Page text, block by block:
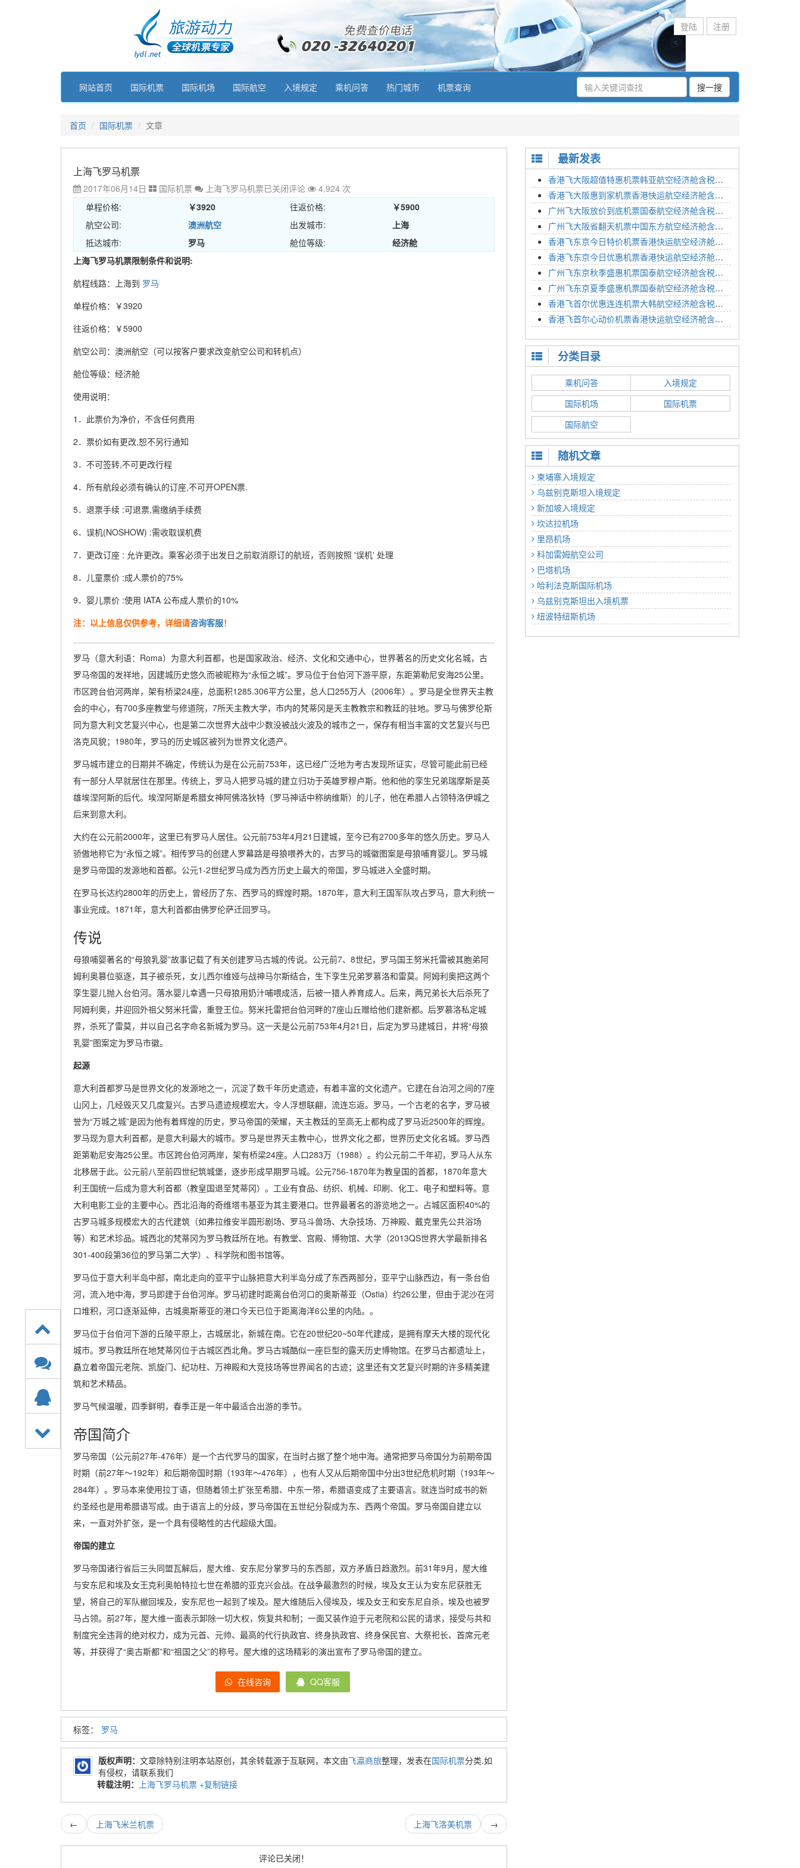
登陆 注册
网站首页 国际机票 国际机场 国际航空 入境规定 乘机问答 热门城市 机票查询 搜一搜
首页 国际机票 文章
上海飞罗马机票
2017年06月14日 国际机票 上海飞罗马机票已关闭评论
4,924 次
单程价格:
￥3920 往返价格:
￥5900
航空公司:
澳洲航空 出发城市:
上海
抵达城市:
罗马 舱位等级:
经济舱
上海飞罗马机票限制条件和说明:
航程线路：上海到 罗马
单程价格：￥3920
往返价格：￥5900
航空公司：澳洲航空（可以按客户要求改变航空公司和转机点）
舱位等级：经济舱
使用说明：
1．此票价为净价，不含任何费用
2．票价如有更改,恕不另行通知
3．不可签转,不可更改行程
4．所有航段必须有确认的订座,不可开OPEN票.
5．退票手续 :可退票,需缴纳手续费
6．误机(NOSHOW) :需收取误机费
7．更改订座 : 允许更改。乘客必须于出发日之前取消原订的航班，否则按照 '误机' 处理
8．儿童票价 :成人票价的75%
9．婴儿票价 :使用 IATA 公布成人票价的10%
注：以上信息仅供参考，详细请咨询客服！
罗马（意大利语：Roma）为意大利首都，也是国家政治、经济、文化和交通中心，世界著名的历史文化名城，古
罗马帝国的发祥地，因建城历史悠久而被昵称为“永恒之城”。罗马位于台伯河下游平原，东距第勒尼安海25公里。
市区跨台伯河两岸，架有桥梁24座，总面积1285.306平方公里，总人口255万人（2006年）。罗马是全世界天主教
会的中心，有700多座教堂与修道院，7所天主教大学，市内的梵蒂冈是天主教教宗和教廷的驻地。罗马与佛罗伦斯
同为意大利文艺复兴中心，也是第二次世界大战中少数没被战火波及的城市之一，保存有相当丰富的文艺复兴与巴
洛克风貌；1980年，罗马的历史城区被列为世界文化遗产。
罗马城市建立的日期并不确定，传统认为是在公元前753年，这已经广泛地为考古发现所证实，尽管可能此前已经
有一部分人早就居住在那里。传统上，罗马人把罗马城的建立归功于英雄罗穆卢斯。他和他的孪生兄弟瑞摩斯是英
雄埃涅阿斯的后代。埃涅阿斯是希腊女神阿佛洛狄特（罗马神话中称纳维斯）的儿子，他在希腊人占领特洛伊城之
后来到意大利。
大约在公元前2000年，这里已有罗马人居住。公元前753年4月21日建城，至今已有2700多年的悠久历史。罗马人
骄傲地称它为“永恒之城”。相传罗马的创建人罗幕路是母狼喂养大的，古罗马的城徽图案是母狼哺育婴儿。罗马城
是罗马帝国的发源地和首都。公元1-2世纪罗马成为西方历史上最大的帝国，罗马城进入全盛时期。
在罗马长达约2800年的历史上，曾经历了东、西罗马的辉煌时期。1870年，意大利王国军队攻占罗马，意大利统一
事业完成。1871年，意大利首都由佛罗伦萨迁回罗马。
传说
母狼哺婴著名的“母狼乳婴”故事记载了有关创建罗马古城的传说。公元前7、8世纪，罗马国王努米托雷被其胞弟阿
姆利奥篡位驱逐，其子被杀死，女儿西尔维娅与战神马尔斯结合，生下孪生兄弟罗慕洛和雷莫。阿姆利奥把这两个
孪生婴儿抛入台伯河。落水婴儿幸遇一只母狼用奶汁哺喂成活，后被一猎人养育成人。后来，两兄弟长大后杀死了
阿姆利奥，并迎回外祖父努米托雷，重登王位。努米托雷把台伯河畔的7座山丘赠给他们建新都。后罗慕洛私定城
界，杀死了雷莫，并以自己名字命名新城为罗马。这一天是公元前753年4月21日，后定为罗马建城日，并将“母狼
乳婴”图案定为罗马市徽。
起源
意大利首都罗马是世界文化的发源地之一，沉淀了数千年历史遗迹，有着丰富的文化遗产。它建在台泊河之间的7座
山冈上，几经毁灭又几度复兴。古罗马遗迹规模宏大，令人浮想联翩，流连忘返。罗马，一个古老的名字，罗马被
誉为“万城之城”是因为他有着辉煌的历史，罗马帝国的荣耀，天主教廷的至高无上都构成了罗马近2500年的辉煌。
罗马现为意大利首都，是意大利最大的城市。罗马是世界天主教中心，世界文化之都，世界历史文化名城。罗马西
距第勒尼安海25公里。市区跨台伯河两岸，架有桥梁24座。人口283万（1988）。约公元前二千年初，罗马人从东
北移居于此。公元前八至前四世纪筑城堡，逐步形成早期罗马城。公元756-1870年为教皇国的首都，1870年意大
利王国统一后成为意大利首都（教皇国退至梵蒂冈）。工业有食品、纺织、机械、印刷、化工、电子和塑料等。意
大利电影工业的主要中心。西北沿海的奇维塔韦基亚为其主要港口。世界最著名的游览地之一。占城区面积40%的
古罗马城多规模宏大的古代建筑（如弗拉维安半圆形剧场、罗马斗兽场、大杂技场、万神殿、戴克里先公共浴场
等）和艺术珍品。城西北的梵蒂冈为罗马教廷所在地。有教堂、宫殿、博物馆、大学（2013QS世界大学最新排名
301-400段第36位的罗马第二大学）、科学院和图书馆等。
罗马位于意大利半岛中部，南北走向的亚平宁山脉把意大利半岛分成了东西两部分，亚平宁山脉西边，有一条台伯
河，流入地中海，罗马即建于台伯河岸。罗马初建时距离台伯河口的奥斯蒂亚（Ostia）约26公里，但由于泥沙在河
口堆积，河口逐渐延伸，古城奥斯蒂亚的港口今天已位于距离海洋6公里的内陆。。
罗马位于台伯河下游的丘陵平原上，古城居北，新城在南。它在20世纪20~50年代建成，是拥有摩天大楼的现代化
城市。罗马教廷所在地梵蒂冈位于古城区西北角。罗马古城酷似一座巨型的露天历史博物馆。在罗马古都遗址上，
矗立着帝国元老院、凯旋门、纪功柱、万神殿和大竞技场等世界闻名的古迹；这里还有文艺复兴时期的许多精美建
筑和艺术精品。
罗马气候温暖，四季鲜明，春季正是一年中最适合出游的季节。
帝国简介
罗马帝国（公元前27年-476年）是一个古代罗马的国家，在当时占据了整个地中海。通常把罗马帝国分为前期帝国
时期（前27年～192年）和后期帝国时期（193年～476年），也有人又从后期帝国中分出3世纪危机时期（193年～
284年）。罗马本来使用拉丁语，但随着领土扩张至希腊、中东一带，希腊语变成了主要语言。就连当时成书的新
约圣经也是用希腊语写成。由于语言上的分歧，罗马帝国在五世纪分裂成为东、西两个帝国。罗马帝国自建立以
来，一直对外扩张，是一个具有侵略性的古代超级大国。
帝国的建立
罗马帝国诸行省后三头同盟瓦解后，屋大维、安东尼分掌罗马的东西部，双方矛盾日趋激烈。前31年9月，屋大维
与安东尼和埃及女王克利奥帕特拉七世在希腊的亚克兴会战。在战争最激烈的时候，埃及女王认为安东尼获胜无
望，将自己的军队撤回埃及，安东尼也一起到了埃及。屋大维随后入侵埃及，埃及女王和安东尼自杀，埃及也被罗
马占领。前27年，屋大维一面表示卸除一切大权，恢复共和制；一面又装作迫于元老院和公民的请求，接受与共和
制度完全违背的绝对权力，成为元首、元帅、最高的代行执政官、终身执政官、终身保民官、大祭祀长、首席元老
等，并获得了“奥古斯都”和“祖国之父”的称号。屋大维的这场精彩的演出宣布了罗马帝国的建立。
在线咨询 QQ客服
标签： 罗马
版权声明： 文章除特别注明本站原创，其余转载源于互联网，本文由飞瀛商旅整理，发表在国际机票分类.如
有侵权，请联系我们
转载注明：
上海飞罗马机票 +复制链接
← 上海飞米兰机票 →
上海飞洛美机票
评论已关闭！
最新发表
香港飞大阪超值特惠机票韩亚航空经济舱含税价格2295元2023年01月26日
香港飞大阪惠到家机票香港快运航空经济舱含税价格1648元2023年01月26日
广州飞大阪放价到底机票国泰航空经济舱含税价格3054元2023年01月26日
广州飞大阪省翻天机票中国东方航空经济舱含税价格2133元2023年01月26日
香港飞东京今日特价机票香港快运航空经济舱含税价格1762元2023年01月26日
香港飞东京今日优惠机票香港快运航空经济舱含税价格1545元2023年01月26日
广州飞东京秋季盛惠机票国泰航空经济舱含税价格4054元2023年01月26日
广州飞东京夏季盛惠机票国泰航空经济舱含税价格2614元2023年01月26日
香港飞首尔优惠连连机票大韩航空经济舱含税价格1350元2023年01月24日
香港飞首尔心动价机票香港快运航空经济舱含税价格1186元2023年01月24日
分类目录
乘机问答
入境规定
国际机场
国际机票
国际航空
随机文章
柬埔寨入境规定
乌兹别克斯坦入境规定
新加坡入境规定
坎达拉机场
里昂机场
科加雷姆航空公司
巴塔机场
哈利法克斯国际机场
乌兹别克斯坦出入境机票
纽波特纽斯机场